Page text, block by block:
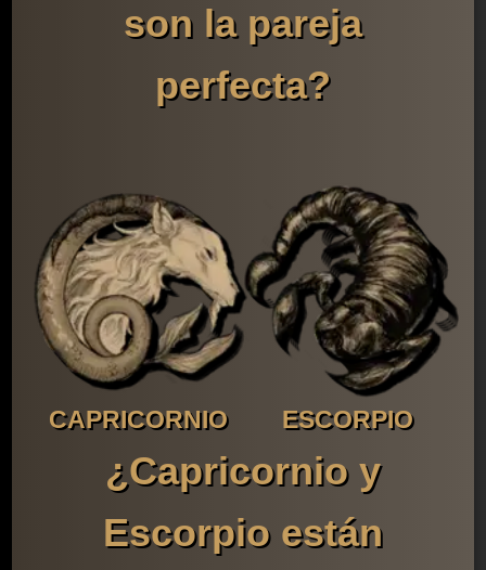
son la pareja
perfecta?
CAPRICORNIO ESCORPIO
¿Capricornio y
Escorpio están